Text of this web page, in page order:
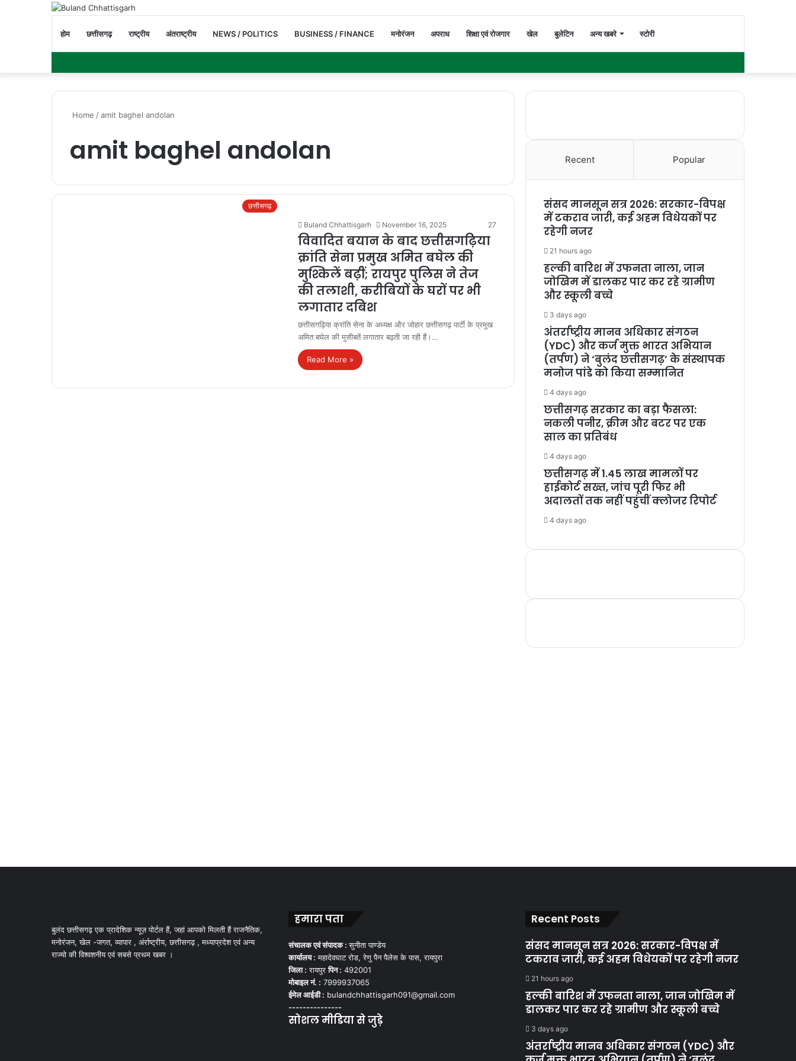
होम छत्तीसगढ़ राष्ट्रीय अंतराष्ट्रीय NEWS / POLITICS BUSINESS / FINANCE मनोरंजन अपराध शिक्षा एवं रोजगार खेल बुलेटिन अन्य खबरे स्टोरी
Home /amit baghel andolan
amit baghel andolan
छत्तीसगढ़
Buland Chhattisgarh November 16, 2025 27
विवादित बयान के बाद छत्तीसगढ़िया
क्रांति सेना प्रमुख अमित बघेल की
मुश्किलें बढ़ीं; रायपुर पुलिस ने तेज
की तलाशी, करीबियों के घरों पर भी
लगातार दबिश
छत्तीसगढ़िया क्रांति सेना के अध्यक्ष और जोहार छत्तीसगढ़ पार्टी के प्रमुख
अमित बघेल की मुसीबतें लगातार बढ़ती जा रही हैं।…
Read More »
Recent Popular
संसद मानसून सत्र 2026: सरकार-विपक्ष
में टकराव जारी, कई अहम विधेयकों पर
रहेगी नजर
21 hours ago
हल्की बारिश में उफनता नाला, जान
जोखिम में डालकर पार कर रहे ग्रामीण
और स्कूली बच्चे
3 days ago
अंतर्राष्ट्रीय मानव अधिकार संगठन
(YDC) और कर्ज मुक्त भारत अभियान
(तर्पण) ने ‘बुलंद छत्तीसगढ़’ के संस्थापक
मनोज पांडे को किया सम्मानित
4 days ago
छत्तीसगढ़ सरकार का बड़ा फैसला:
नकली पनीर, क्रीम और बटर पर एक
साल का प्रतिबंध
4 days ago
छत्तीसगढ़ में 1.45 लाख मामलों पर
हाईकोर्ट सख्त, जांच पूरी फिर भी
अदालतों तक नहीं पहुंचीं क्लोजर रिपोर्ट
4 days ago
बुलंद छत्तीसगढ़ एक प्रादेशिक न्यूज़ पोर्टल हैं, जहां आपको मिलती हैं राजनैतिक,
मनोरंजन, खेल -जगत, व्यापार , अंर्राष्ट्रीय, छत्तीसगढ़ , मध्याप्रदेश एवं अन्य
राज्यो की विश्वशनीय एवं सबसे प्रथम खबर ।
हमारा पता
संचालक एवं संपादक :सुनीता पाण्डेय
कार्यालय : महादेवघाट रोड, रेणु पैन पैलेस के पास, रायपुरा
जिला : रायपुरपिन : 492001
मोबाइल नं. : 7999937065
ईमेल आईडी : bulandchhattisgarh091@gmail.com
---------------
सोशल मीडिया से जुड़े
Recent Posts
संसद मानसून सत्र 2026: सरकार-विपक्ष में
टकराव जारी, कई अहम विधेयकों पर रहेगी नजर
21 hours ago
हल्की बारिश में उफनता नाला, जान जोखिम में
डालकर पार कर रहे ग्रामीण और स्कूली बच्चे
3 days ago
अंतर्राष्ट्रीय मानव अधिकार संगठन (YDC) और